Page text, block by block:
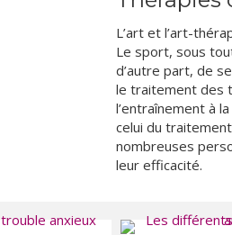
L’art et l’art-
Le sport, sous
d’autre part, de
le traitement des
l’entraînement à
celui du
nombreuses
leur efficacité.